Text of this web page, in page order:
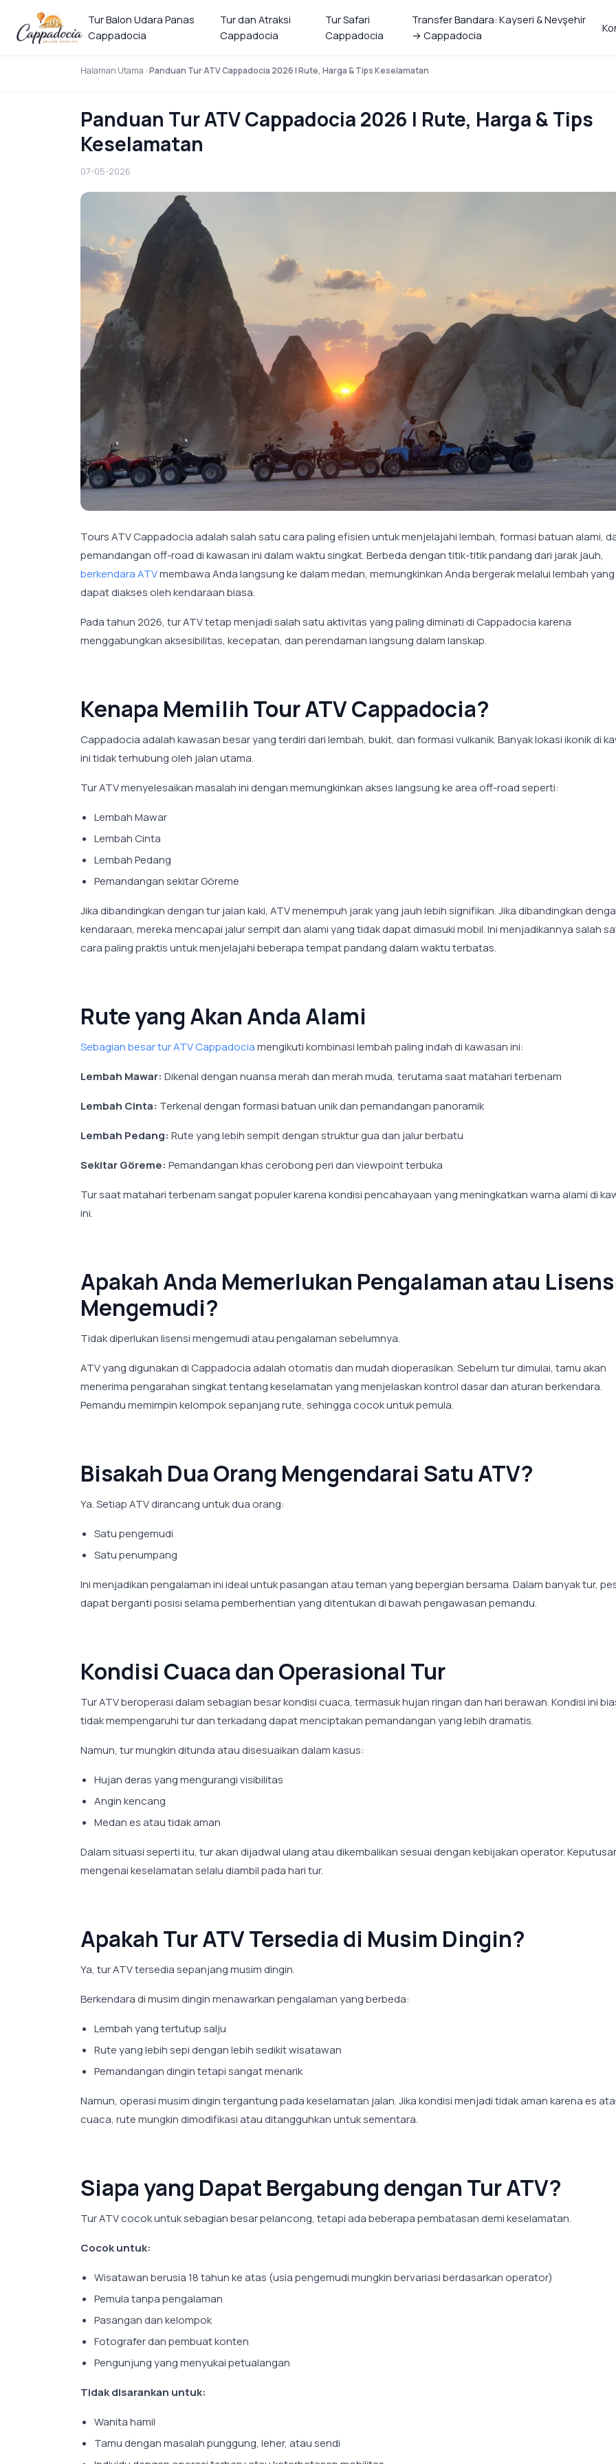
Tur Balon Udara Panas
Cappadocia
Tur dan Atraksi
Cappadocia
Tur Safari
Cappadocia
Transfer Bandara: Kayseri & Nevşehir
→ Cappadocia
Halaman Utama Panduan Tur ATV Cappadocia 2026 | Rute, Harga & Tips Keselamatan
Panduan Tur ATV Cappadocia 2026 | Rute, Harga & Tips
Keselamatan
07-05-2026
Tours ATV Cappadocia adalah salah satu cara paling efisien untuk menjelajahi lembah, formasi batuan alami,
pemandangan off-road di kawasan ini dalam waktu singkat. Berbeda dengan titik-titik pandang dari jarak jauh,
berkendara ATVmembawa Anda langsung ke dalam medan, memungkinkan Anda bergerak melalui lembah
dapat diakses oleh kendaraan biasa.
Pada tahun 2026, tur ATV tetap menjadi salah satu aktivitas yang paling diminati di Cappadocia karena
menggabungkan aksesibilitas, kecepatan, dan perendaman langsung dalam lanskap.
Kenapa Memilih Tour ATV Cappadocia?
Cappadocia adalah kawasan besar yang terdiri dari lembah, bukit, dan formasi vulkanik. Banyak lokasi ikonik di
ini tidak terhubung oleh jalan utama.
Tur ATV menyelesaikan masalah ini dengan memungkinkan akses langsung ke area off-road seperti:
Lembah Mawar
Lembah Cinta
Lembah Pedang
Pemandangan sekitar Göreme
Jika dibandingkan dengan tur jalan kaki, ATV menempuh jarak yang jauh lebih signifikan. Jika dibandingkan
kendaraan, mereka mencapai jalur sempit dan alami yang tidak dapat dimasuki mobil. Ini menjadikannya salah
cara paling praktis untuk menjelajahi beberapa tempat pandang dalam waktu terbatas.
Rute yang Akan Anda Alami
Sebagian besar tur ATV Cappadociamengikuti kombinasi lembah paling indah di kawasan ini:
Lembah Mawar: Dikenal dengan nuansa merah dan merah muda, terutama saat matahari terbenam
Lembah Cinta: Terkenal dengan formasi batuan unik dan pemandangan panoramik
Lembah Pedang: Rute yang lebih sempit dengan struktur gua dan jalur berbatu
Sekitar Göreme: Pemandangan khas cerobong peri dan viewpoint terbuka
Tur saat matahari terbenam sangat populer karena kondisi pencahayaan yang meningkatkan warna alami di
ini.
Apakah Anda Memerlukan Pengalaman atau
Mengemudi?
Tidak diperlukan lisensi mengemudi atau pengalaman sebelumnya.
ATV yang digunakan di Cappadocia adalah otomatis dan mudah dioperasikan. Sebelum tur dimulai, tamu akan
menerima pengarahan singkat tentang keselamatan yang menjelaskan kontrol dasar dan aturan berkendara.
Pemandu memimpin kelompok sepanjang rute, sehingga cocok untuk pemula.
Bisakah Dua Orang Mengendarai Satu ATV?
Ya. Setiap ATV dirancang untuk dua orang:
Satu pengemudi
Satu penumpang
Ini menjadikan pengalaman ini ideal untuk pasangan atau teman yang bepergian bersama. Dalam banyak tur,
dapat berganti posisi selama pemberhentian yang ditentukan di bawah pengawasan pemandu.
Kondisi Cuaca dan Operasional Tur
Tur ATV beroperasi dalam sebagian besar kondisi cuaca, termasuk hujan ringan dan hari berawan. Kondisi ini
tidak mempengaruhi tur dan terkadang dapat menciptakan pemandangan yang lebih dramatis.
Namun, tur mungkin ditunda atau disesuaikan dalam kasus:
Hujan deras yang mengurangi visibilitas
Angin kencang
Medan es atau tidak aman
Dalam situasi seperti itu, tur akan dijadwal ulang atau dikembalikan sesuai dengan kebijakan operator.
mengenai keselamatan selalu diambil pada hari tur.
Apakah Tur ATV Tersedia di Musim Dingin?
Ya, tur ATV tersedia sepanjang musim dingin.
Berkendara di musim dingin menawarkan pengalaman yang berbeda:
Lembah yang tertutup salju
Rute yang lebih sepi dengan lebih sedikit wisatawan
Pemandangan dingin tetapi sangat menarik
Namun, operasi musim dingin tergantung pada keselamatan jalan. Jika kondisi menjadi tidak aman karena es
cuaca, rute mungkin dimodifikasi atau ditangguhkan untuk sementara.
Siapa yang Dapat Bergabung dengan Tur ATV?
Tur ATV cocok untuk sebagian besar pelancong, tetapi ada beberapa pembatasan demi keselamatan.
Cocok untuk:
Wisatawan berusia 18 tahun ke atas (usia pengemudi mungkin bervariasi berdasarkan operator)
Pemula tanpa pengalaman
Pasangan dan kelompok
Fotografer dan pembuat konten
Pengunjung yang menyukai petualangan
Tidak disarankan untuk:
Wanita hamil
Tamu dengan masalah punggung, leher, atau sendi